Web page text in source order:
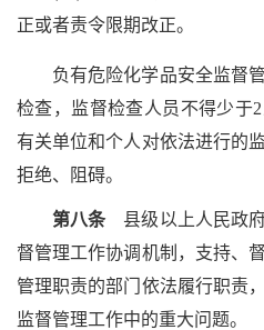
正或者责令限期改正。
负有危险化学品安全监督
检查，监督检查人员不得少于
有关单位和个人对依法进行的
拒绝、阻碍。
第八条县级以上人民政府
督管理工作协调机制，支持、
管理职责的部门依法履行职责
监督管理工作中的重大问题。